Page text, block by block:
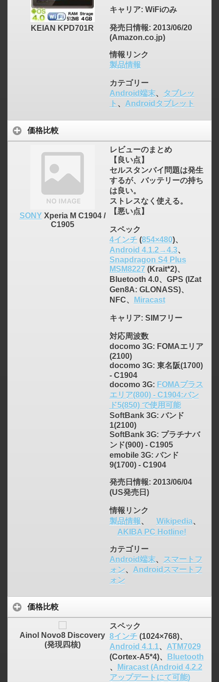
KEIAN KPD701R
キャリア: WiFiのみ
発売日情報: 2013/06/20
(Amazon.co.jp)
情報リンク
製品情報
カテゴリー
Android端末、
タブレッ
ト 、 Androidタブレット
価格比較
SONY Xperia M C1904 /
C1905
レビューのまとめ
【良い点】
セルスタンバイ問題は発生
するが、バッテリーの持ち
は良い。
ストレスなく使える。
【悪い点】
スペック
4インチ(854×480)、
Android 4.1.2→4.3、
Snapdragon S4 Plus
MSM8227(Krait*2)、
Bluetooth 4.0、GPS (IZat
Gen8A: GLONASS)、
NFC、
Miracast
キャリア: SIMフリー
対応周波数
docomo 3G: FOMAエリア
(2100)
docomo 3G: 東名阪(1700)
- C1904
docomo 3G: FOMAプラス
エリア(800) - C1904:バン
ド5(850) で使用可能
SoftBank 3G: バンド
1(2100)
SoftBank 3G: プラチナバ
ンド(900) - C1905
emobile 3G: バンド
9(1700) - C1904
発売日情報: 2013/06/04
(US発売日)
情報リンク
製品情報、 Wikipedia、
AKIBA PC Hotline!
カテゴリー
Android端末、
スマートフ
ォン、 Androidスマートフ
ォン
価格比較
Ainol Novo8 Discovery
(発現四核)
スペック
8インチ(1024×768)、
Android 4.1.1、 ATM7029
(Cortex-A5*4)、
Bluetooth
、
Miracast (Android 4.2.2
アップデートにて可能)
click to expand contents
click to expand contents
click to expand contents